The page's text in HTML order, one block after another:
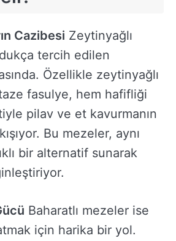
Cazibesi Zeytinyağlı
tercih edilen
Özellikle zeytinyağlı
fasulye, hem hafifliği
pilav ve et kavurmanın
Bu mezeler, aynı
bir alternatif sunarak
Baharatlı mezeler ise
için harika bir yol.